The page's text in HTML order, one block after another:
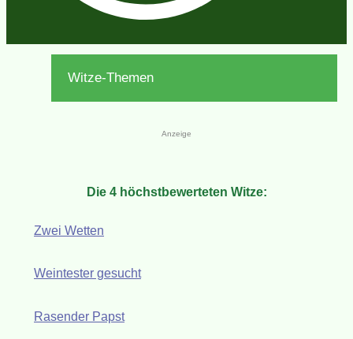
Witze-Themen
Anzeige
Die 4 höchstbewerteten Witze:
Zwei Wetten
Weintester gesucht
Rasender Papst